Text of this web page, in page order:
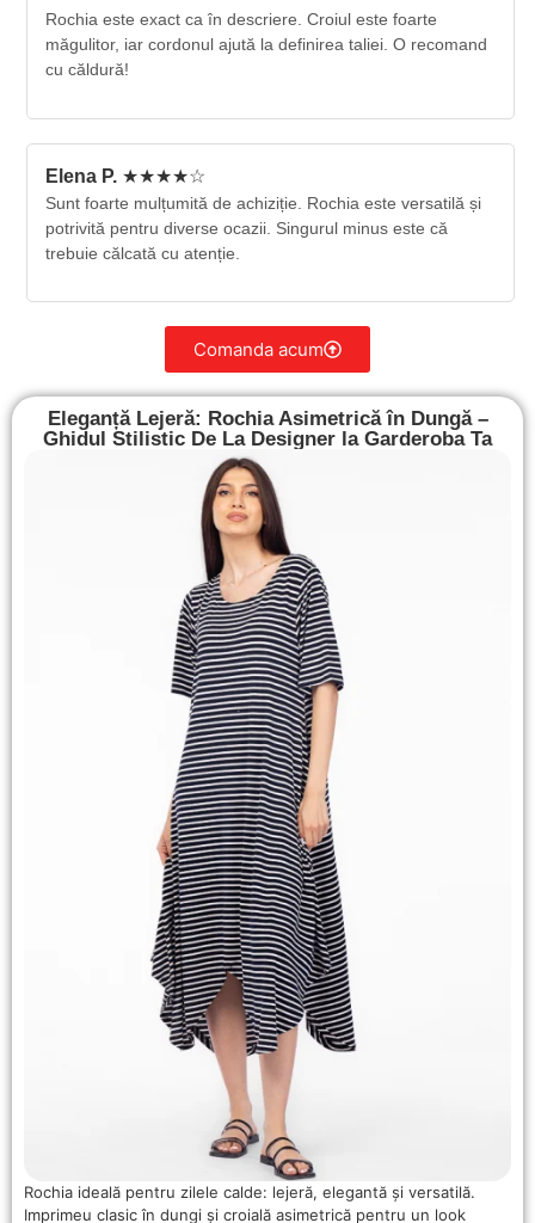
Rochia este exact ca în descriere. Croiul este foarte
măgulitor, iar cordonul ajută la definirea taliei. O recomand
cu căldură!
Elena P. ★★★★☆
Sunt foarte mulțumită de achiziție. Rochia este versatilă și
potrivită pentru diverse ocazii. Singurul minus este că
trebuie călcată cu atenție.
Comanda acum
Eleganță Lejeră: Rochia Asimetrică în Dungă –
Ghidul Stilistic De La Designer la Garderoba Ta
Rochia ideală pentru zilele calde: lejeră, elegantă și versatilă.
Imprimeu clasic în dungi și croială asimetrică pentru un look